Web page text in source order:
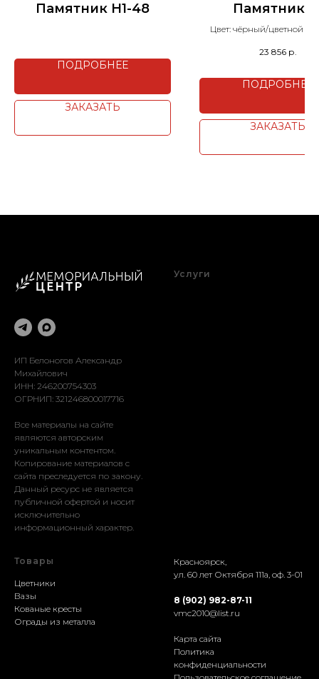
Памятник H1-48
ПОДРОБНЕЕ
ЗАКАЗАТЬ
Памятник
Цвет: чёрный/цветной
23 856 р.
ПОДРОБНЕЕ
ЗАКАЗАТЬ
ИП Белоногов Александр
Михайлович
ИНН: 246200754303
ОГРНИП: 321246800017716
Все материалы на сайте
являются авторским
уникальным контентом.
Копирование материалов с
сайта преследуется по закону.
Данный ресурс не является
публичной офертой и носит
исключительно
информационный характер.
Услуги
Товары
Цветники
Вазы
Кованые кресты
Ограды из металла
Красноярск,
ул. 60 лет Октября 111а, оф. 3-01
8 (902) 982-87-11
vmc2010@list.ru
Карта сайта
Политика
конфиденциальности